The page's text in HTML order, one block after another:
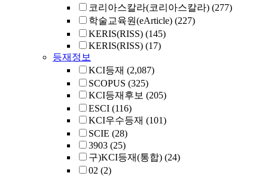
코리아스칼라(코리아스칼라) (277)
학술교육원(eArticle) (227)
KERIS(RISS) (145)
KERIS(RISS) (17)
등재정보
KCI등재 (2,087)
SCOPUS (325)
KCI등재후보 (205)
ESCI (116)
KCI우수등재 (101)
SCIE (28)
3903 (25)
구)KCI등재(통합) (24)
02 (2)